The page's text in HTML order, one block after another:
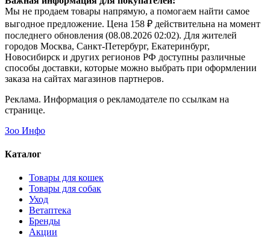
Мы не продаем товары напрямую, а помогаем найти самое
выгодное предложение. Цена 158 ₽ действительна на момент
последнего обновления (08.08.2026 02:02). Для жителей
городов Москва, Санкт-Петербург, Екатеринбург,
Новосибирск и других регионов РФ доступны различные
способы доставки, которые можно выбрать при оформлении
заказа на сайтах магазинов партнеров.
Реклама. Информация о рекламодателе по ссылкам на
странице.
Зоо Инфо
Каталог
Товары для кошек
Товары для собак
Уход
Ветаптека
Бренды
Акции